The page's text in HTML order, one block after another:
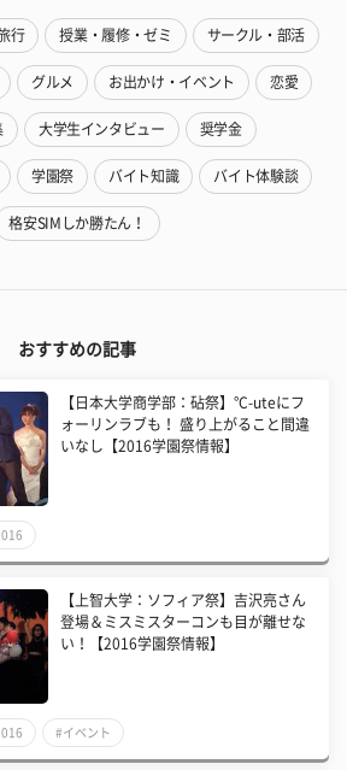
行 授業・履修・ゼミ サークル・部活
グルメ お出かけ・イベント 恋愛
大学生インタビュー 奨学金
学園祭 バイト知識 バイト体験談
格安SIMしか勝たん！
おすすめの記事
【日本大学商学部：砧祭】°C-uteにフ
ォーリンラブも！ 盛り上がること間違
いなし【2016学園祭情報】
【上智大学：ソフィア祭】吉沢亮さん
登場＆ミスミスターコンも目が離せな
い！【2016学園祭情報】
#イベント